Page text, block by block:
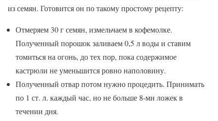
из семян. Готовится он по такому простому рецепту:
Отмеряем 30 г семян, измельчаем в кофемолке.
Полученный порошок заливаем 0,5 л воды и ставим
томиться на огонь, до тех пор, пока содержимое
кастрюли не уменьшится ровно наполовину.
Полученный отвар потом нужно процедить. Принимать
по 1 ст. л. каждый час, но не больше 8-ми ложек в
течении дня.